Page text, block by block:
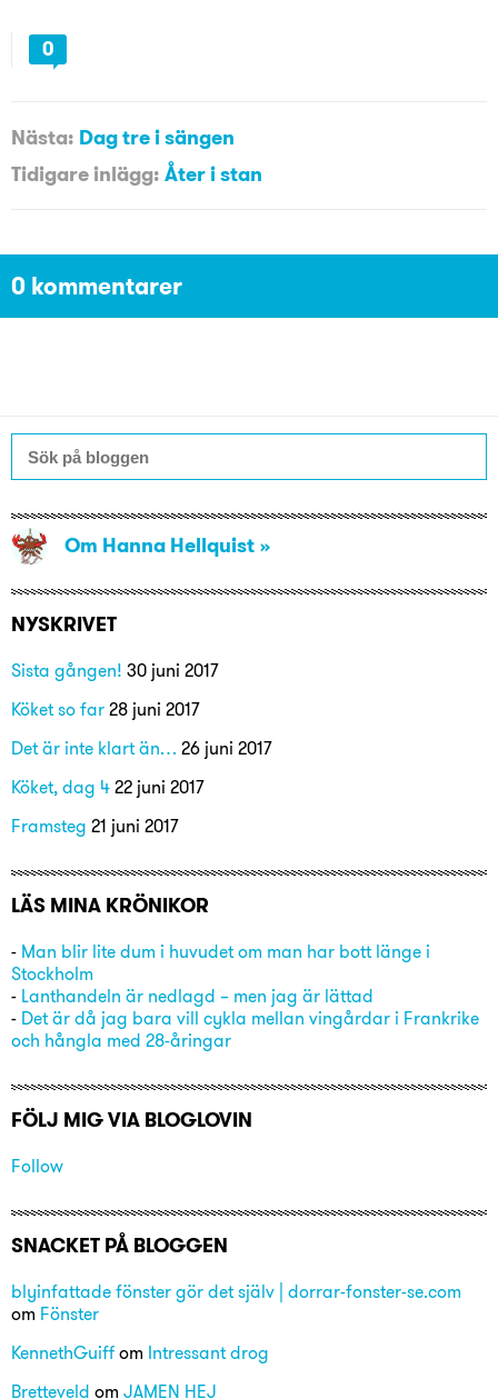
0
Nästa: Dag tre i sängen
Tidigare inlägg: Åter i stan
Om Hanna Hellquist
NYSKRIVET
Sista gången! 30 juni 2017
Köket so far 28 juni 2017
Det är inte klart än… 26 juni 2017
Köket, dag 4 22 juni 2017
Framsteg 21 juni 2017
LÄS MINA KRÖNIKOR
- Man blir lite dum i huvudet om man har bott länge i
Stockholm
- Lanthandeln är nedlagd – men jag är lättad
- Det är då jag bara vill cykla mellan vingårdar i Frankrike
och hångla med 28-åringar
FÖLJ MIG VIA BLOGLOVIN
Follow
SNACKET PÅ BLOGGEN
blyinfattade fönster gör det själv | dorrar-fonster-se.com
om Fönster
KennethGuiff om Intressant drog
Bretteveld om JAMEN HEJ
0 kommentarer